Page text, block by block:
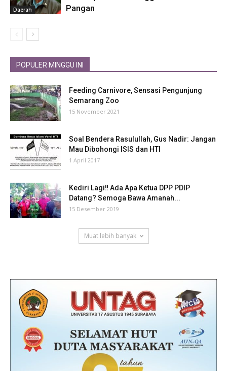
Daerah
Pangan
POPULER MINGGU INI
Feeding Carnivore, Sensasi Pengunjung
Semarang Zoo
15 November 2021
Soal Bendera Rasulullah, Gus Nadir: Jangan
Mau Dibohongi ISIS dan HTI
1 April 2017
Kediri Lagi‼ Ada Apa Ketua DPP PDIP
Datang? Semoga Bawa Amanah...
15 Desember 2019
Muat lebih banyak